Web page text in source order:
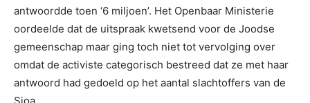
antwoordde toen ‘6 miljoen’. Het Openbaar Ministerie
oordeelde dat de uitspraak kwetsend voor de Joodse
gemeenschap maar ging toch niet tot vervolging over
omdat de activiste categorisch bestreed dat ze met haar
antwoord had gedoeld op het aantal slachtoffers van de